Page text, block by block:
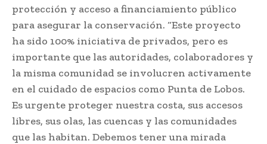
protección y acceso a financiamiento público
para asegurar la conservación. “Este proyecto
ha sido 100% iniciativa de privados, pero es
importante que las autoridades, colaboradores y
la misma comunidad se involucren activamente
en el cuidado de espacios como Punta de Lobos.
Es urgente proteger nuestra costa, sus accesos
libres, sus olas, las cuencas y las comunidades
que las habitan. Debemos tener una mirada